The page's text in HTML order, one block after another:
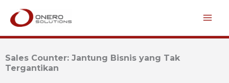
Lewati
Sales Counter: Jantung Bisnis yang Tak
Tergantikan